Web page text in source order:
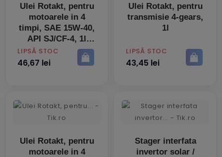
Ulei Rotakt, pentru
motoarele in 4
timpi, SAE 15W-40,
API SJ/CF-4, 1l
PRET
LIPSĂ STOC
46,67 lei
Ulei Rotakt, pentru
transmisie 4-gears,
1l
PRET
LIPSĂ STOC
43,45 lei
Ulei Rotakt, pentru
motoarele in 4
Stager interfata
invertor solar /